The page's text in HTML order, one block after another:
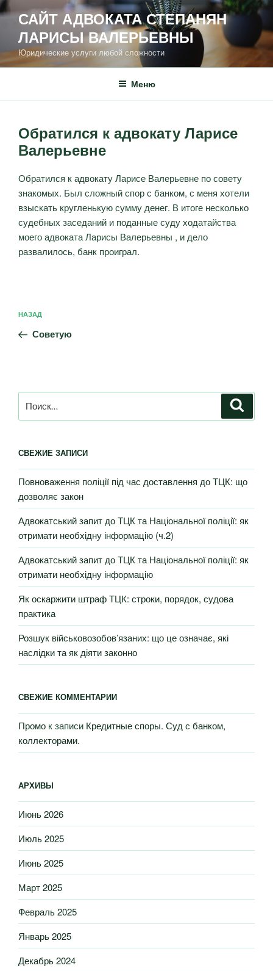
САЙТ АДВОКАТА СТЕПАНЯН
ЛАРИСЫ ВАЛЕРЬЕВНЫ
Юридические услуги любой сложности
Меню
Обратился к адвокату Ларисе
Валерьевне
Обратился к адвокату Ларисе Валерьевне по совету
знакомых. Был сложный спор с банком, с меня хотели
взыскать кругленькую сумму денег. В итоге несколько
судебных заседаний и поданные суду ходатайства
моего адвоката Ларисы Валерьевны , и дело
развалилось, банк проиграл.
НАЗАД
Советую
СВЕЖИЕ ЗАПИСИ
Повноваження поліції під час доставлення до ТЦК: що
дозволяє закон
Адвокатський запит до ТЦК та Національної поліції: як
отримати необхідну інформацію (ч.2)
Адвокатський запит до ТЦК та Національної поліції: як
отримати необхідну інформацію
Як оскаржити штраф ТЦК: строки, порядок, судова
практика
Розшук військовозобов’язаних: що це означає, які
наслідки та як діяти законно
СВЕЖИЕ КОММЕНТАРИИ
Промо к записи Кредитные споры. Суд с банком,
коллекторами.
АРХИВЫ
Июнь 2026
Июль 2025
Июнь 2025
Март 2025
Февраль 2025
Январь 2025
Декабрь 2024